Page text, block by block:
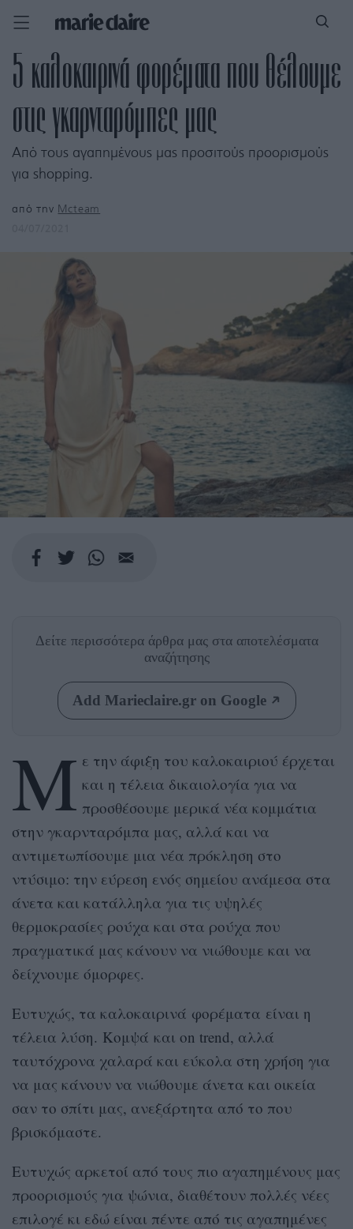
5 καλοκαιρινά φορέματα που θέλουμε
στις γκαρνταρόμπες μας
Από τους αγαπημένους μας προσιτούς προορισμούς
για shopping.
από την Mcteam
Δείτε περισσότερα άρθρα μας στα αποτελέσματα
αναζήτησης
Add Marieclaire.gr on Google
Μ ε την άφιξη του καλοκαιριού έρχεται
και η τέλεια δικαιολογία για να
προσθέσουμε μερικά νέα κομμάτια
στην γκαρνταρόμπα μας, αλλά και να
αντιμετωπίσουμε μια νέα πρόκληση στο
ντύσιμο: την εύρεση ενός σημείου ανάμεσα στα
άνετα και κατάλληλα για τις υψηλές
θερμοκρασίες ρούχα και στα ρούχα που
πραγματικά μας κάνουν να νιώθουμε και να
δείχνουμε όμορφες.
Ευτυχώς, τα καλοκαιρινά φορέματα είναι η
τέλεια λύση. Κομψά και on trend, αλλά
ταυτόχρονα χαλαρά και εύκολα στη χρήση για
να μας κάνουν να νιώθουμε άνετα και οικεία
σαν το σπίτι μας, ανεξάρτητα από το που
βρισκόμαστε.
Ευτυχώς αρκετοί από τους πιο αγαπημένους μας
προορισμούς για ψώνια, διαθέτουν πολλές νέες
επιλογέ κι εδώ είναι πέντε από τις αγαπημένες